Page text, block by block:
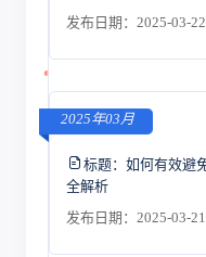
发布日期：2025-03-
2025年03月
标题： 如何有效避
全解析
发布日期：2025-03-